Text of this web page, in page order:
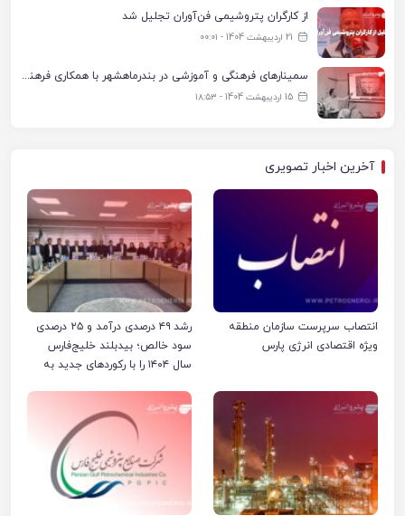
از کارگران پتروشیمی فن‌آوران تجلیل شد
21 اردیبهشت 1404 - ۰۰:۰۱
سمینارهای فرهنگی و آموزشی در بندرماهشهر با همکاری فرهنگ‌سرای پتروشیمی مارون
15 اردیبهشت 1404 - ۱۸:۵۳
آخرین اخبار تصویری
انتصاب سرپرست سازمان منطقه
ویژه اقتصادی انرژی پارس
رشد ۴۹ درصدی درآمد و ۲۵ درصدی
سود خالص؛ بیدبلند خلیج‌فارس
سال ۱۴۰۴ را با رکوردهای جدید به